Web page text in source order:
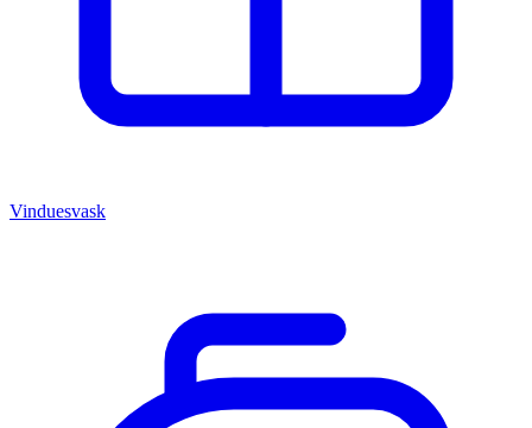
Vinduesvask